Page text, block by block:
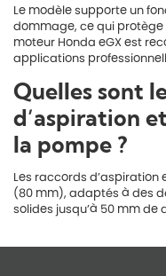
Le modèle supporte un
dommage, ce qui protège
moteur Honda eGX est
applications
Quelles sont
d’aspiration
la pompe ?
Les raccords d’aspiration
(80 mm), adaptés à des
solides jusqu’à 50 mm de